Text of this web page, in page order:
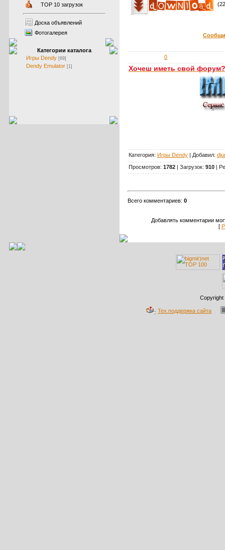
TOP 10 загрузок
Доска объявлений
Фотогалерея
Категории каталога
Игры Dendy [69]
Dendy Emulator [1]
0
Хочеш иметь свой форум?
Категория: Игры Dendy | Добавил:
Просмотров: 1782 | Загрузок: 910 |
Всего комментариев: 0
Добавлять комментарии
[
: Тех.поддержка сайта